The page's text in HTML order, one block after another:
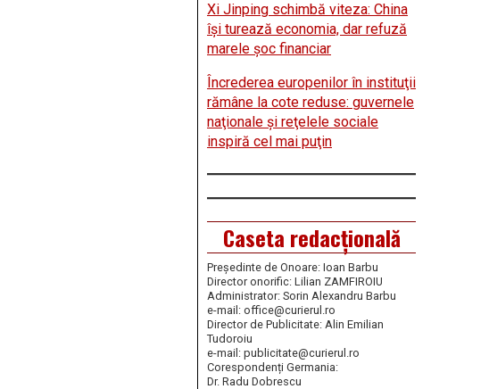
Xi Jinping schimbă viteza: China
îşi turează economia, dar refuză
marele şoc financiar
Încrederea europenilor în instituţii
rămâne la cote reduse: guvernele
naţionale şi reţelele sociale
inspiră cel mai puţin
Caseta redacțională
Președinte de Onoare: Ioan Barbu
Director onorific: Lilian ZAMFIROIU
Administrator: Sorin Alexandru Barbu
e-mail: office@curierul.ro
Director de Publicitate: Alin Emilian
Tudoroiu
e-mail: publicitate@curierul.ro
Corespondenți Germania:
Dr. Radu Dobrescu